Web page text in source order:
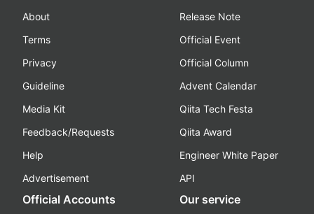
About
Terms
Privacy
Guideline
Media Kit
Feedback/Requests
Help
Advertisement
Release Note
Official Event
Official Column
Advent Calendar
Qiita Tech Festa
Qiita Award
Engineer White Paper
API
Official Accounts Our service